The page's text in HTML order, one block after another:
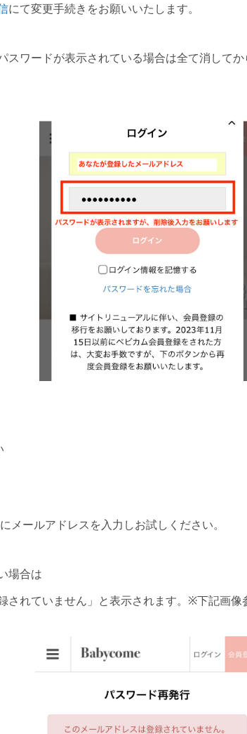
にて変更手続きをお願いいたします。
スワードが表示されている場合は全て消して
メールアドレスを入力しお試しください。
場合は
されていません」と表示されます。※下記画像